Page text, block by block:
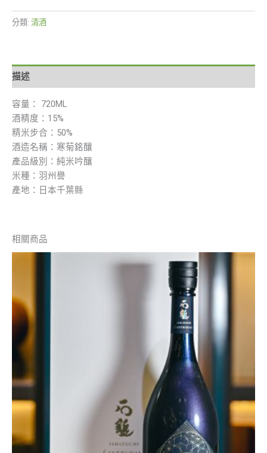
分類: 清酒
描述
容量： 720ML
酒精度：15%
精米步合：50%
酒造名稱：寒菊銘釀
產品級別：純米吟釀
米種：羽州譽
產地：日本千葉縣
相關商品